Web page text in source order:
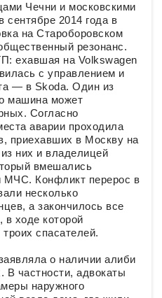
Чечни и московскими
сентябре 2014 года в
на Староборовском
резонанс.
ехавшая на Volkswagen
с управлением и
— в Skoda. Один из
машина может
Согласно
аварии проходила
приехавших в Москву на
них и владелицей
вмешались
МЧС. Конфликт перерос в
несколько
а закончилось все
в ходе которой
спасателей.
о наличии алиби
В частности, адвокаты
наружного